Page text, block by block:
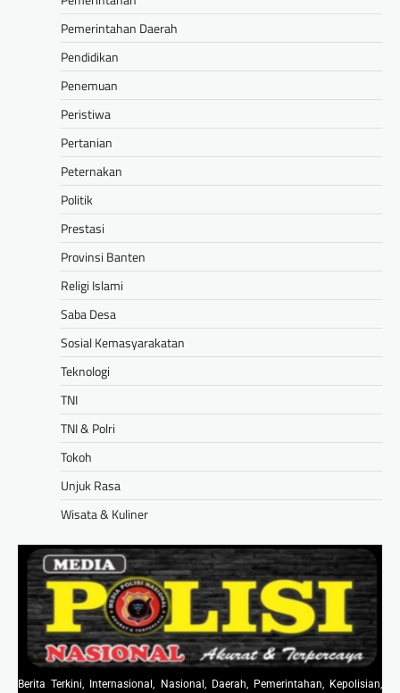
Pemerintahan Daerah
Pendidikan
Penemuan
Peristiwa
Pertanian
Peternakan
Politik
Prestasi
Provinsi Banten
Religi Islami
Saba Desa
Sosial Kemasyarakatan
Teknologi
TNI
TNI & Polri
Tokoh
Unjuk Rasa
Wisata & Kuliner
Berita Terkini, Internasional, Nasional, Daerah, Pemerintahan, Kepolisian,